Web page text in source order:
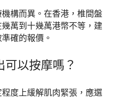
構而異。在香港，椎間盤
萬到十幾萬港幣不等，建
確的報價。
以按摩嗎？
度上緩解肌肉緊張，應選